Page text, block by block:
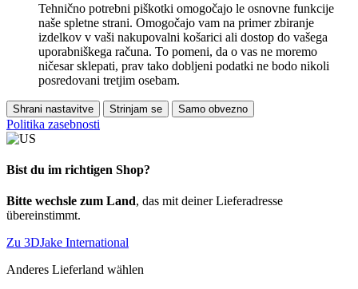
Tehnično potrebni piškotki omogočajo le osnovne funkcije
naše spletne strani. Omogočajo vam na primer zbiranje
izdelkov v vaši nakupovalni košarici ali dostop do vašega
uporabniškega računa. To pomeni, da o vas ne moremo
ničesar sklepati, prav tako dobljeni podatki ne bodo nikoli
posredovani tretjim osebam.
Shrani nastavitve Strinjam se Samo obvezno
Politika zasebnosti
Bist du im richtigen Shop?
Bitte wechsle zum Land, das mit deiner Lieferadresse
übereinstimmt.
Zu 3DJake International
Anderes Lieferland wählen